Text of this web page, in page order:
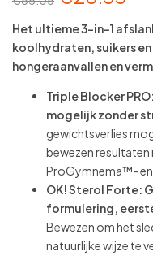
Het ultieme 3-in-1
koolhydraten, suikers
hongeraanvallen en
Triple Blocker PRO:
mogelijk zonder
gewichtsverlies
bewezen
ProGymnema™-
OK! Sterol Forte:
formulering,
Bewezen om het
natuurlijke wijze te